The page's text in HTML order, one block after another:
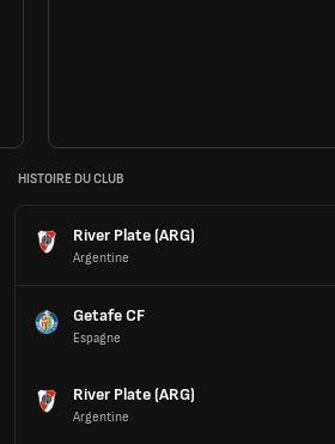
HISTOIRE DU CLUB
River Plate (ARG)
Argentine
Getafe CF
Espagne
River Plate (ARG)
Argentine